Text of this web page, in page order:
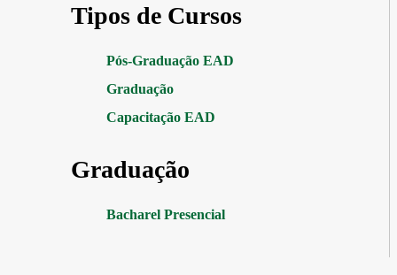
Tipos de Cursos
Pós-Graduação EAD
Graduação
Capacitação EAD
Graduação
Bacharel Presencial